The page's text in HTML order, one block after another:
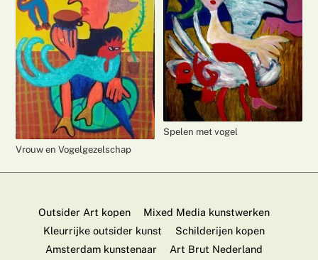
Vrouw en Vogelgezelschap
Spelen met vogel
Outsider Art kopen
Mixed Media kunstwerken
Kleurrijke outsider kunst
Schilderijen kopen
Amsterdam kunstenaar
Art Brut Nederland